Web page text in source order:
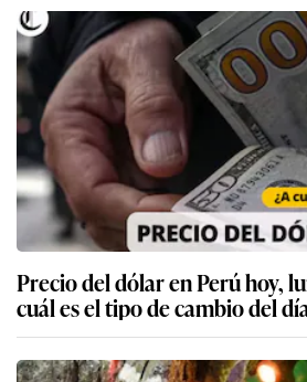
Precio del dólar en Perú hoy,
cuál es el tipo de cambio del